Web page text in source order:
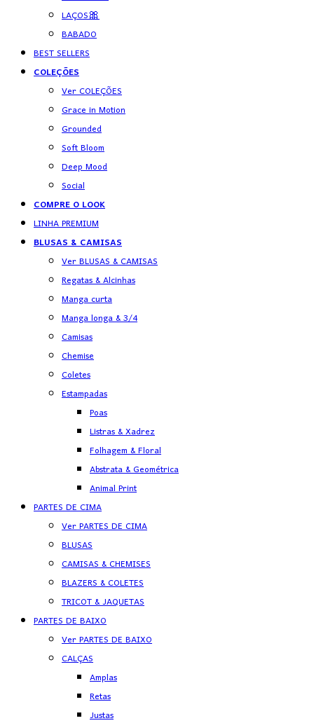
LAÇOS🎀
BABADO
BEST SELLERS
COLEÇÕES
Ver COLEÇÕES
Grace in Motion
Grounded
Soft Bloom
Deep Mood
Social
COMPRE O LOOK
LINHA PREMIUM
BLUSAS & CAMISAS
Ver BLUSAS & CAMISAS
Regatas & Alcinhas
Manga curta
Manga longa & 3/4
Camisas
Chemise
Coletes
Estampadas
Poas
Listras & Xadrez
Folhagem & Floral
Abstrata & Geométrica
Animal Print
PARTES DE CIMA
Ver PARTES DE CIMA
BLUSAS
CAMISAS & CHEMISES
BLAZERS & COLETES
TRICOT & JAQUETAS
PARTES DE BAIXO
Ver PARTES DE BAIXO
CALÇAS
Amplas
Retas
Justas